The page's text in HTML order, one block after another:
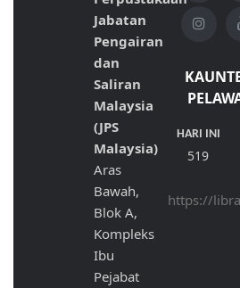
Jabatan
Pengairan
dan
Saliran
Malaysia
(JPS
Malaysia)
Aras
Bawah,
Blok A,
Kompleks
Ibu
Pejabat
HARI INI
519
https://